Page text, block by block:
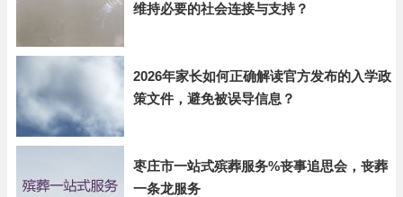
维持必要的社会连接与支持？
2026年家长如何正确解读官方发布的入学政
策文件，避免被误导信息？
枣庄市一站式殡葬服务%丧事追思会，丧葬
一条龙服务